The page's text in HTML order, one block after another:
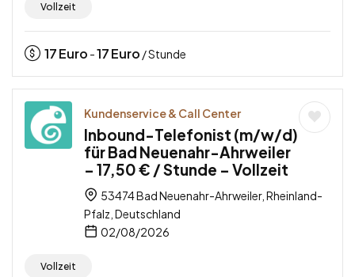
Vollzeit
17Euro -17Euro / Stunde
Kundenservice & Call Center
Inbound-Telefonist (m/w/d)
für Bad Neuenahr-Ahrweiler
– 17,50 € / Stunde – Vollzeit
53474 Bad Neuenahr-Ahrweiler, Rheinland-
Pfalz, Deutschland
02/08/2026
Vollzeit